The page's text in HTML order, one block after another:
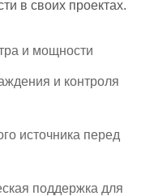
в своих проектах.
и мощности
и контроля
источника перед
поддержка для